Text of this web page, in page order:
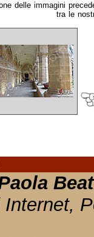
delle immagini
tra le